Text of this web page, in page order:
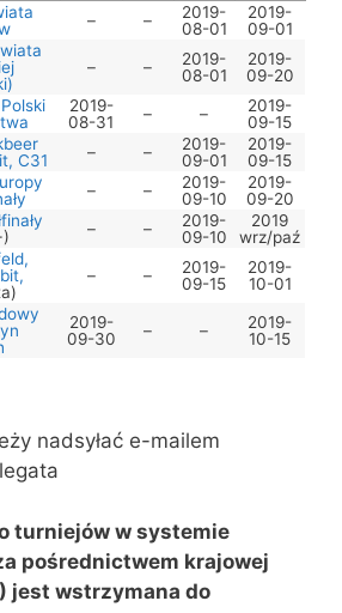
– –
2019-
08-01
2019-
09-01
– –
2019-
08-01
2019-
09-20
2019-
08-31
– –
2019-
09-15
C31
– –
2019-
09-01
2019-
09-15
– –
2019-
09-10
2019-
09-20
– –
2019-
09-10
2019
wrz/paź
– –
2019-
09-15
2019-
10-01
2019-
09-30
– –
2019-
10-15
nadsyłać e-mailem
turniejów w systemie
pośrednictwem krajowej
jest wstrzymana do